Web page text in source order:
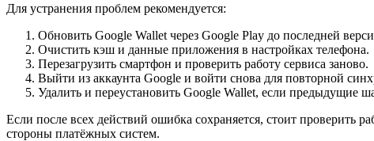
Для устранения проблем рекомендуется:
Обновить Google Wallet через Google Play до последней
Очистить кэш и данные приложения в настройках телефона.
Перезагрузить смартфон и проверить работу сервиса заново.
Выйти из аккаунта Google и войти снова для повторной
Удалить и переустановить Google Wallet, если предыдущие
Если после всех действий ошибка сохраняется, стоит проверить
стороны платёжных систем.